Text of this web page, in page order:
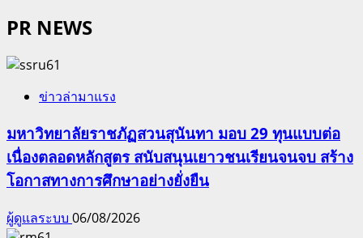
PR NEWS
ข่าวล่ามาแรง
มหาวิทยาลัยราชภัฏสวนสุนันทา มอบ 29 ทุนแบบต่อ
เนื่องตลอดหลักสูตร สนับสนุนเยาวชนเรียนจนจบ สร้าง
โอกาสทางการศึกษาอย่างยั่งยืน
ผู้ดูแลระบบ 06/08/2026